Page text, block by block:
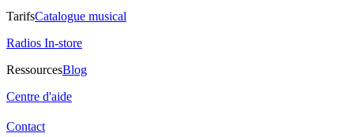
TarifsCatalogue musical
Radios In-store
RessourcesBlog
Centre d'aide
Contact